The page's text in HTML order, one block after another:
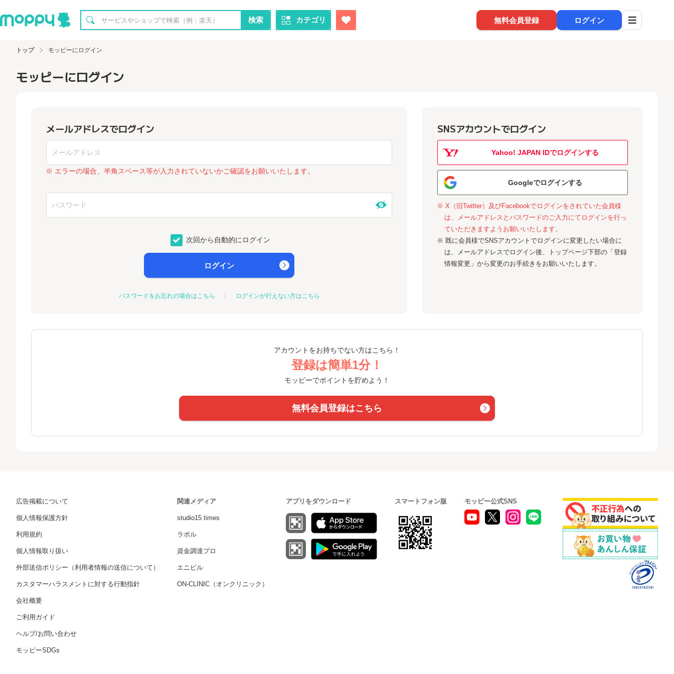
検索 カテゴリ 無料会員登録 ログイン
トップ モッピーにログイン
モッピーにログイン
メールアドレスでログイン
※ エラーの場合、半角スペース等が入力されていないかご確認をお願いいたします。
次回から自動的にログイン
ログイン
パスワードをお忘れの場合はこちら ログインが行えない方はこちら
SNSアカウントでログイン
Yahoo! JAPAN IDでログインする
Googleでログインする
※ X（旧Twitter）及びFacebookでログインをされていた会員様
は、メールアドレスとパスワードのご入力にてログインを行っ
ていただきますようお願いいたします。
※ 既に会員様でSNSアカウントでログインに変更したい場合に
は、メールアドレスでログイン後、トップページ下部の「登録
情報変更」から変更のお手続きをお願いいたします。
アカウントをお持ちでない方はこちら！
登録は簡単1分！
モッピーでポイントを貯めよう！
無料会員登録はこちら
広告掲載について
個人情報保護方針
利用規約
個人情報取り扱い
外部送信ポリシー（利用者情報の送信について）
カスタマーハラスメントに対する行動指針
会社概要
ご利用ガイド
ヘルプ/お問い合わせ
モッピーSDGs
関連メディア
studio15 times
ラボル
資金調達プロ
エニピル
ON-CLINIC（オンクリニック）
アプリをダウンロード スマートフォン版 モッピー公式SNS